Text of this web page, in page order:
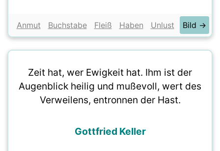
Anmut Buchstabe Fleiß Haben Unlust Bild →
Zeit hat, wer Ewigkeit hat. Ihm ist der
Augenblick heilig und mußevoll, wert des
Verweilens, entronnen der Hast.
Gottfried Keller